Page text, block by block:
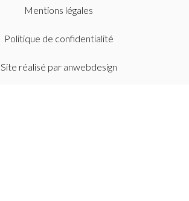
Mentions légales
Politique de confidentialité
Site réalisé par anwebdesign